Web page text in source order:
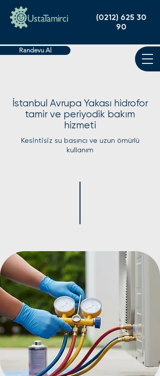
(0212) 625 30
90
Randevu Al
İstanbul Avrupa Yakası hidrofor
tamir ve periyodik bakım
hizmeti
Kesintisiz su basıncı ve uzun ömürlü
kullanım